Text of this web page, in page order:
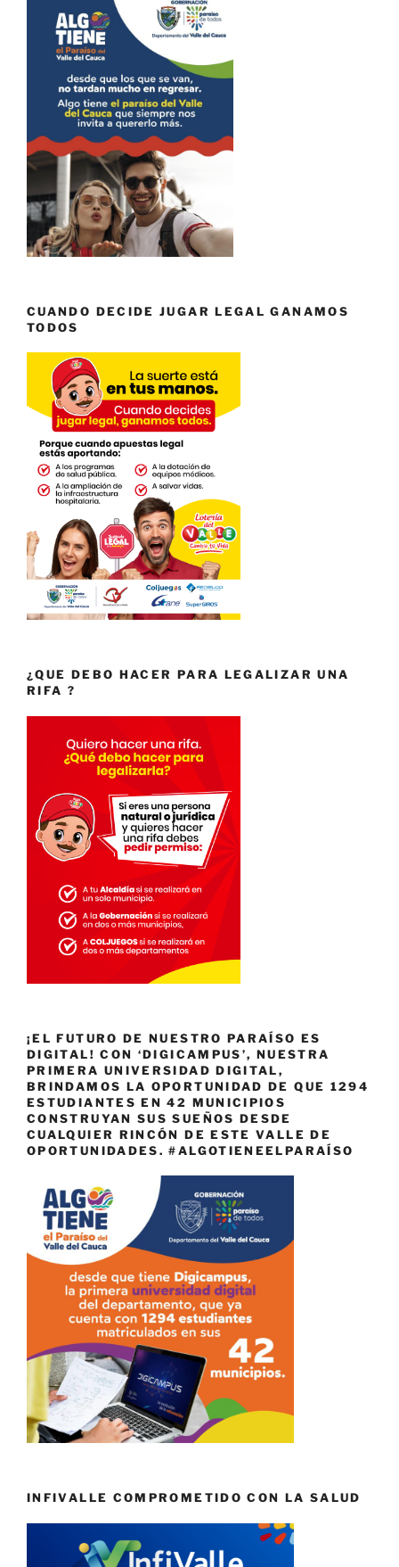
CUANDO DECIDE JUGAR LEGAL GANAMOS
TODOS
¿QUE DEBO HACER PARA LEGALIZAR UNA
RIFA ?
¡EL FUTURO DE NUESTRO PARAÍSO ES
DIGITAL! CON ‘DIGICAMPUS’, NUESTRA
PRIMERA UNIVERSIDAD DIGITAL,
BRINDAMOS LA OPORTUNIDAD DE QUE 1294
ESTUDIANTES EN 42 MUNICIPIOS
CONSTRUYAN SUS SUEÑOS DESDE
CUALQUIER RINCÓN DE ESTE VALLE DE
OPORTUNIDADES. #ALGOTIENEELPARAÍSO
INFIVALLE COMPROMETIDO CON LA SALUD